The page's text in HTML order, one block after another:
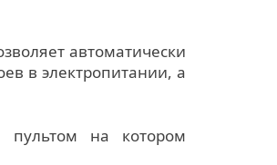
автоматически
в электропитании, а
пультом на котором